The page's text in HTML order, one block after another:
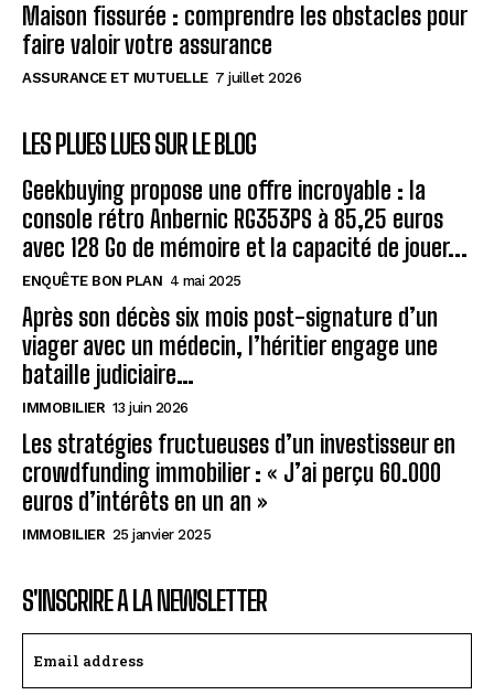
Maison fissurée : comprendre les obstacles pour
faire valoir votre assurance
ASSURANCE ET MUTUELLE 7 juillet 2026
LES PLUES LUES SUR LE BLOG
Geekbuying propose une offre incroyable : la
console rétro Anbernic RG353PS à 85,25 euros
avec 128 Go de mémoire et la capacité de jouer...
ENQUÊTE BON PLAN 4 mai 2025
Après son décès six mois post-signature d’un
viager avec un médecin, l’héritier engage une
bataille judiciaire…
IMMOBILIER 13 juin 2026
Les stratégies fructueuses d’un investisseur en
crowdfunding immobilier : « J’ai perçu 60.000
euros d’intérêts en un an »
IMMOBILIER 25 janvier 2025
S'INSCRIRE A LA NEWSLETTER